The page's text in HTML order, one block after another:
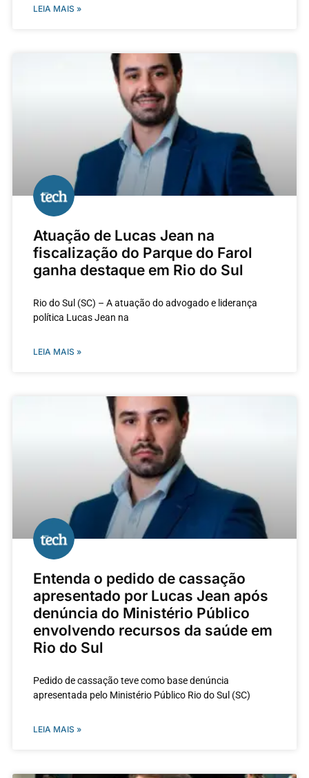
LEIA MAIS »
Atuação de Lucas Jean na
fiscalização do Parque do Farol
ganha destaque em Rio do Sul
Rio do Sul (SC) – A atuação do advogado e liderança
política Lucas Jean na
LEIA MAIS »
Entenda o pedido de cassação
apresentado por Lucas Jean após
denúncia do Ministério Público
envolvendo recursos da saúde em
Rio do Sul
Pedido de cassação teve como base denúncia
apresentada pelo Ministério Público Rio do Sul (SC)
LEIA MAIS »